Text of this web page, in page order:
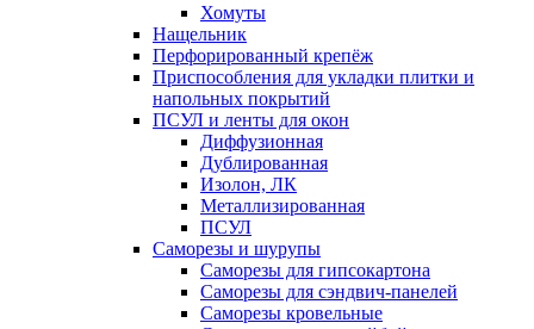
Хомуты
Нащельник
Перфорированный крепёж
Приспособления для укладки плитки и
напольных покрытий
ПСУЛ и ленты для окон
Диффузионная
Дублированная
Изолон, ЛК
Металлизированная
ПСУЛ
Саморезы и шурупы
Саморезы для гипсокартона
Саморезы для сэндвич-панелей
Саморезы кровельные